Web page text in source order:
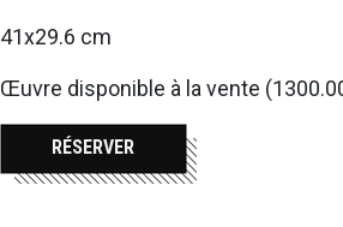
41x29.6 cm
Œuvre disponible à la vente
RÉSERVER